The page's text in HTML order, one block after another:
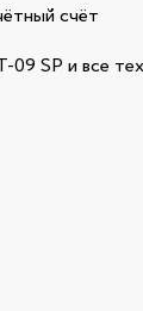
счёт
SP и все